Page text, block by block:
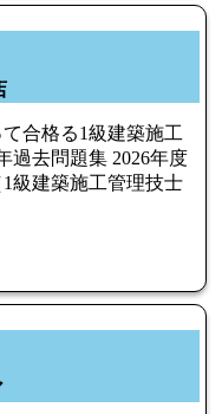
て合格る1級建築施工
過去問題集 2026年度
級建築施工管理技士